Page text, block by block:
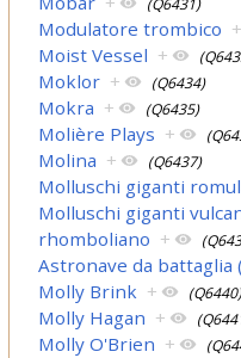
Modulatore trombico +
Moist Vessel +
Moklor + (Q6434)
Mokra + (Q6435)
Molière Plays +
Molina + (Q6437)
Molluschi giganti
Molluschi giganti
rhomboliano +
Astronave da battaglia
Molly Brink +
Molly Hagan +
Molly O'Brien +